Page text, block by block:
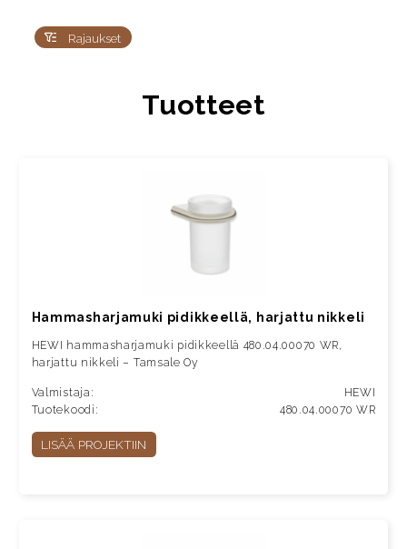
Rajaukset
Tuotteet
Hammasharjamuki pidikkeellä, harjattu nikkeli
HEWI hammasharjamuki pidikkeellä 480.04.00070 WR,
harjattu nikkeli – Tamsale Oy
Valmistaja:
HEWI
Tuotekoodi:
480.04.00070 WR
LISÄÄ PROJEKTIIN